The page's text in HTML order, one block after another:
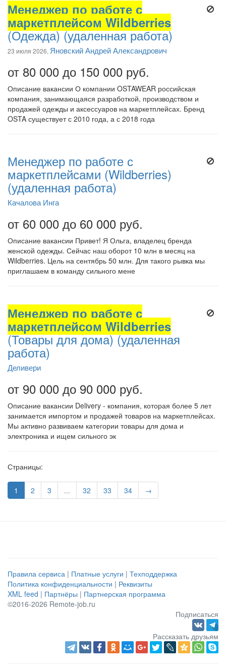
Менеджер по работе с
маркетплейсом Wildberries
(Одежда) (удаленная работа)
23 июля 2026, Яновский Андрей Александрович
от 80 000 до 150 000 руб.
Описание вакансии О компании OSTAWEAR российская
компания, занимающаяся разработкой, производством и
продажей одежды и аксессуаров на маркетплейсах. Бренд
OSTA существует с 2010 года, а с 2018 года
Менеджер по работе с
маркетплейсами (Wildberries)
(удаленная работа)
Качалова Инга
от 60 000 до 60 000 руб.
Описание вакансии Привет! Я Ольга, владелец бренда
женской одежды. Сейчас наш оборот 10 млн в месяц на
Wildberries. Цель на сентябрь 50 млн. Для такого рывка мы
приглашаем в команду сильного мене
Менеджер по работе с
маркетплейсом Wildberries
(Товары для дома) (удаленная
работа)
Деливери
от 90 000 до 90 000 руб.
Описание вакансии Delivery - компания, которая более 5 лет
занимается импортом и продажей товаров на маркетплейсах.
Мы активно развиваем категории товары для дома и
электроника и ищем сильного эк
Страницы:
1 2 3 ... 32 33 34 →
Правила сервиса | Платные услуги | Техподдержка
Политика конфиденциальности | Реквизиты
XML feed | Партнёры | Партнерская программа
©2016-2026 Remote-job.ru
Подписаться
Рассказать друзьям